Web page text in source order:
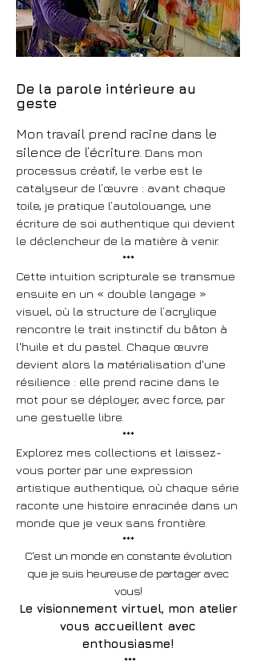
De la parole intérieure au
geste
Mon travail prend racine dans le
silence de l’écriture. Dans mon
processus créatif, le verbe est le
catalyseur de l’œuvre : avant chaque
toile, je pratique l’autolouange, une
écriture de soi authentique qui devient
le déclencheur de la matière à venir.
***
Cette intuition scripturale se transmue
ensuite en un « double langage »
visuel, où la structure de l’acrylique
rencontre le trait instinctif du bâton à
l'huile et du pastel. Chaque œuvre
devient alors la matérialisation d'une
résilience : elle prend racine dans le
mot pour se déployer, avec force, par
une gestuelle libre.
***
Explorez mes collections et laissez-
vous porter par une expression
artistique authentique, où chaque série
raconte une histoire enracinée dans un
monde que je veux sans frontière.
***
C'est un monde en constante évolution
que je suis heureuse de partager avec
vous!
Le visionnement virtuel, mon atelier
vous accueillent avec
enthousiasme!
***